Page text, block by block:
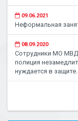
09.06.2021
Неформальная
08.09.2020
Сотрудники МО МВД
полиция
нуждается в защите.